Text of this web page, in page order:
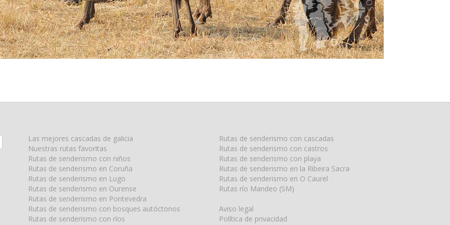
Las mejores cascadas de galicia
Nuestras rutas favoritas
Rutas de senderismo con niños
Rutas de senderismo en Coruña
Rutas de senderismo en Lugo
Rutas de senderismo en Ourense
Rutas de senderismo en Pontevedra
Rutas de senderismo con bosques autóctonos
Rutas de senderismo con ríos
Rutas de senderismo con cascadas
Rutas de senderismo con castros
Rutas de senderismo con playa
Rutas de senderismo en la Ribeira Sacra
Rutas de senderismo en O Caurel
Rutas río Mandeo (SM)
Aviso legal
Política de privacidad